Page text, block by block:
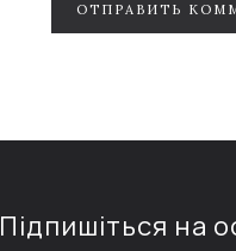
ОТПРАВИТЬ
Підпишіться на